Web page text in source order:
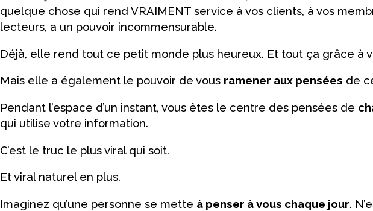
quelque chose qui rend VRAIMENT service à vos clients, à vos
lecteurs, a un pouvoir incommensurable.
Déjà, elle rend tout ce petit monde plus heureux. Et tout ça grâce à
Mais elle a également le pouvoir de vous ramener aux pensées de
Pendant l’espace d’un instant, vous êtes le centre des pensées de
qui utilise votre information.
C’est le truc le plus viral qui soit.
Et viral naturel en plus.
Imaginez qu’une personne se mette à penser à vous chaque jour.